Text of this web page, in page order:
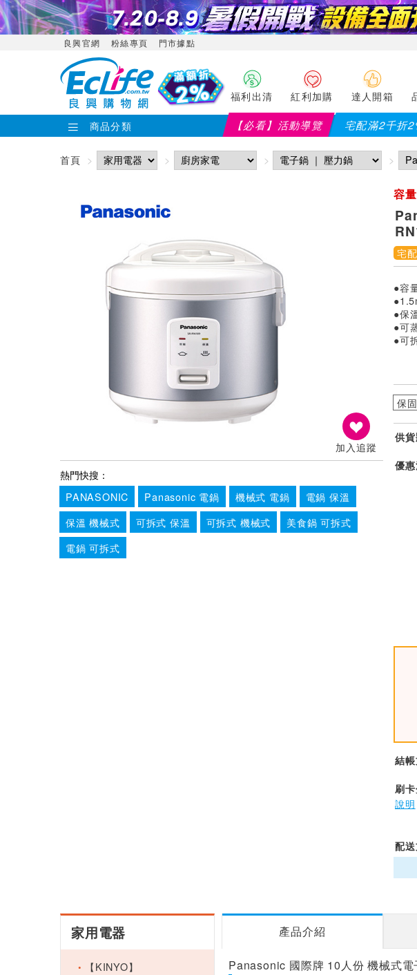
良興官網 粉絲專頁 門市據點
福利出清 紅利加購 達人開箱
商品分類 【必看】活動導覽 宅配滿2千折
首頁
加入追蹤
熱門快搜：
PANASONIC
Panasonic 電鍋 機械式 電鍋
電鍋 保溫
保溫 機械式
可拆式 保溫 可拆式 機械式
美食鍋 可拆式
電鍋 可拆式
容
宅
●容
●保
●可
●可
保
供貨
優
結帳
刷卡
說明
配送
家用電器
【KINYO】
產品介紹
Panasonic 國際牌 10人份 機械式